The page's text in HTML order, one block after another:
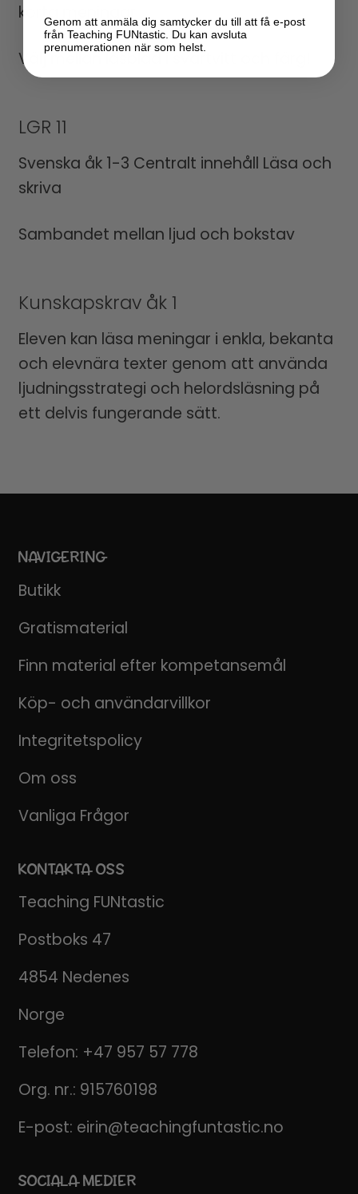
korta meningar
Välj mellan läsblad i svartvitt och färg!
LGR 11
Svenska åk 1-3 Centralt innehåll Läsa och
skriva
Sambandet mellan ljud och bokstav
Kunskapskrav åk 1
Eleven kan läsa meningar i enkla, bekanta
och elevnära texter genom att använda
ljudningsstrategi och helordsläsning på
ett delvis fungerande sätt.
NAVIGERING
Butikk
Gratismaterial
Finn material efter kompetansemål
Köp- och användarvillkor
Integritetspolicy
Om oss
Vanliga Frågor
KONTAKTA OSS
Teaching FUNtastic
Postboks 47
4854 Nedenes
Norge
Telefon: +47 957 57 778
Org. nr.: 915760198
E-post: eirin@teachingfuntastic.no
SOCIALA MEDIER
Genom att anmäla dig samtycker du till att få e-post
från Teaching FUNtastic. Du kan avsluta
prenumerationen när som helst.